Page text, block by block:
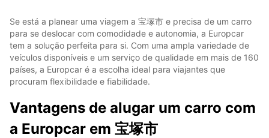
Se está a planear uma viagem a 宝塚市 e precisa de um carro
para se deslocar com comodidade e autonomia, a Europcar
tem a solução perfeita para si. Com uma ampla variedade de
veículos disponíveis e um serviço de qualidade em mais de 160
países, a Europcar é a escolha ideal para viajantes que
procuram flexibilidade e fiabilidade.
Vantagens de alugar um carro com
a Europcar em 宝塚市